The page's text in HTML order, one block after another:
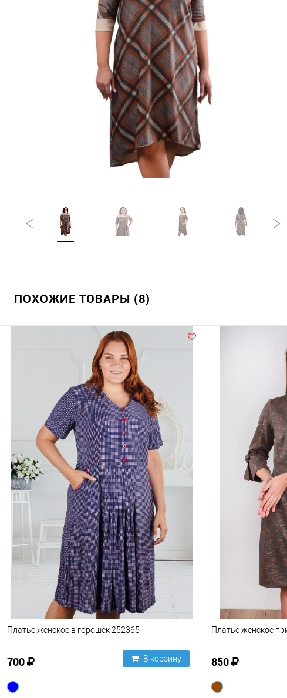
ПОХОЖИЕ ТОВАРЫ (8)
Платье женское в горошек 252365
700 В корзину
Платье женское
850